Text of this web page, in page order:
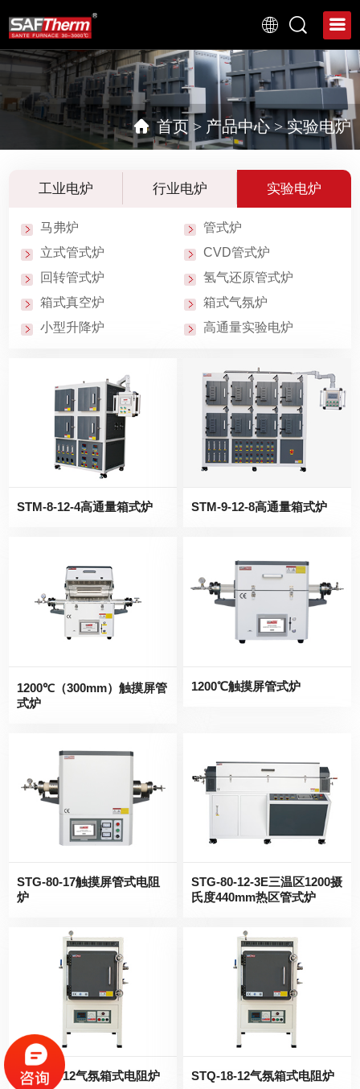
首页> 产品中心>实验电炉
工业电炉 行业电炉 实验电炉
马弗炉
管式炉
立式管式炉
CVD管式炉
回转管式炉
氢气还原管式炉
箱式真空炉
箱式气氛炉
小型升降炉
高通量实验电炉
STM-8-12-4高通量箱式炉 STM-9-12-8高通量箱式炉
1200℃（300mm）触摸屏管
式炉
1200℃触摸屏管式炉
STG-80-17触摸屏管式电阻
炉
STG-80-12-3E三温区1200摄
氏度440mm热区管式炉
STQ-30-12气氛箱式电阻炉 STQ-18-12气氛箱式电阻炉